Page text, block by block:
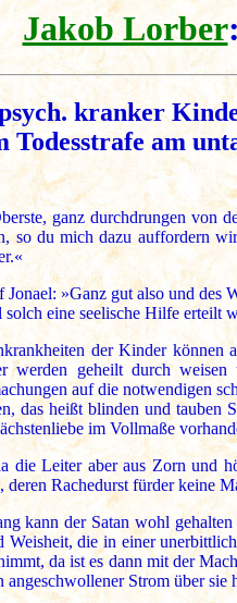
Jakob Lorber
kranker
Todesstrafe am
ganz durchdrungen von
so du mich dazu auffordern
Jonael: »Ganz gut also und
solch eine seelische Hilfe
der Kinder können
werden geheilt durch
auf die notwendigen
das heißt blinden und tauben
im Vollmaße
die Leiter aber aus Zorn und
deren Rachedurst fürder keine
kann der Satan wohl
Weisheit, die in einer
da ist es dann mit der
angeschwollener Strom über sie